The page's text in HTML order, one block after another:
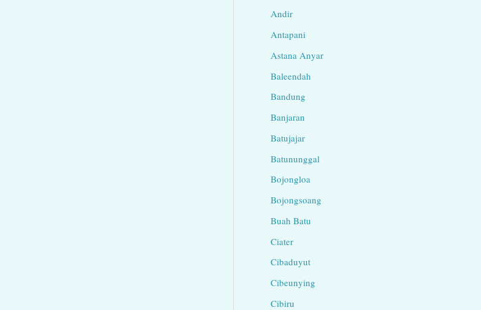
Andir
Antapani
Astana Anyar
Baleendah
Bandung
Banjaran
Batujajar
Batununggal
Bojongloa
Bojongsoang
Buah Batu
Ciater
Cibaduyut
Cibeunying
Cibiru